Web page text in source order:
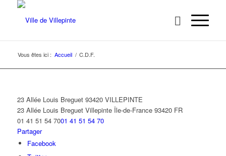
Vous êtes ici : Accueil / C.D.F.
23 Allée Louis Breguet 93420 VILLEPINTE
23 Allée Louis Breguet Villepinte Île-de-France 93420 FR
01 41 51 54 7001 41 51 54 70
Partager
Facebook